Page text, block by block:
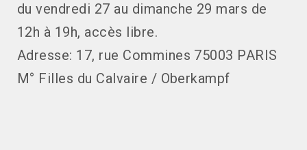
du vendredi 27 au dimanche 29 mars de
12h à 19h, accès libre.
Adresse: 17, rue Commines 75003 PARIS
M° Filles du Calvaire / Oberkampf